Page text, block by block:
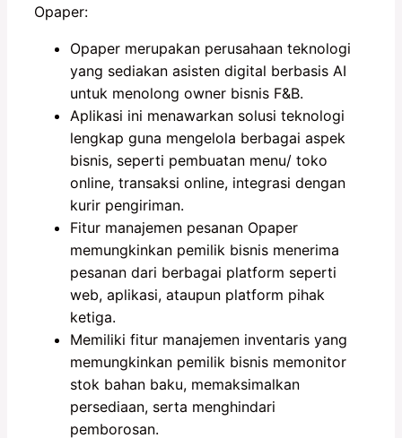
Opaper:
Opaper merupakan perusahaan teknologi
yang sediakan asisten digital berbasis AI
untuk menolong owner bisnis F&B.
Aplikasi ini menawarkan solusi teknologi
lengkap guna mengelola berbagai aspek
bisnis, seperti pembuatan menu/ toko
online, transaksi online, integrasi dengan
kurir pengiriman.
Fitur manajemen pesanan Opaper
memungkinkan pemilik bisnis menerima
pesanan dari berbagai platform seperti
web, aplikasi, ataupun platform pihak
ketiga.
Memiliki fitur manajemen inventaris yang
memungkinkan pemilik bisnis memonitor
stok bahan baku, memaksimalkan
persediaan, serta menghindari
pemborosan.